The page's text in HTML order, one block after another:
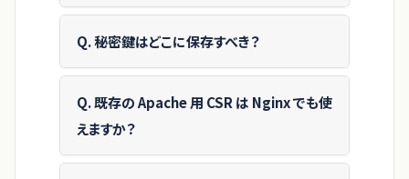
Q. 秘密鍵はどこに保存すべき？
Q. 既存の Apache 用 CSR は Nginx でも使
えますか？